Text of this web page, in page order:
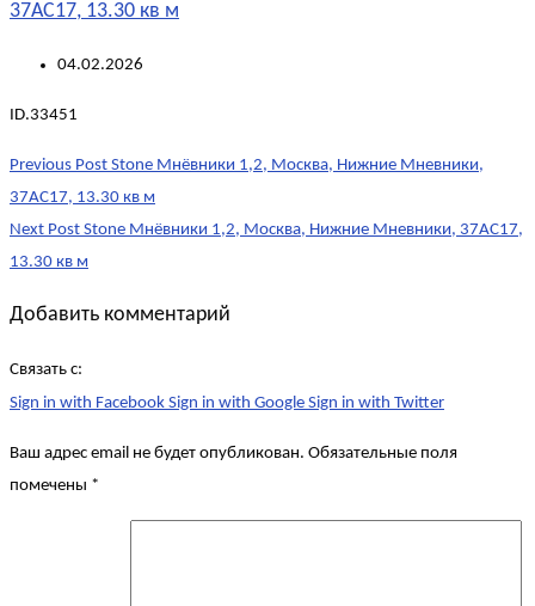
37АС17, 13.30 кв м
04.02.2026
ID.33451
Post
navigation
Previous Post Stone Мнёвники 1,2, Москва, Нижние Мневники,
37АС17, 13.30 кв м
Next Post Stone Мнёвники 1,2, Москва, Нижние Мневники, 37АС17,
13.30 кв м
Добавить комментарий
Связать с:
Sign in with Facebook Sign in with Google Sign in with Twitter
Ваш адрес email не будет опубликован. Обязательные поля
помечены *